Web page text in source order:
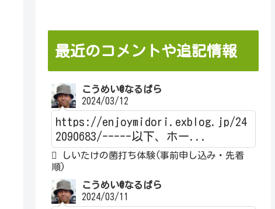
最近のコメントや追記情報
こうめい@なるぱら
2024/03/12
https://enjoymidori.exblog.jp/24
2090683/-----以下、ホー...
しいたけの菌打ち体験(事前申し込み・先着
順)
こうめい@なるぱら
2024/03/11